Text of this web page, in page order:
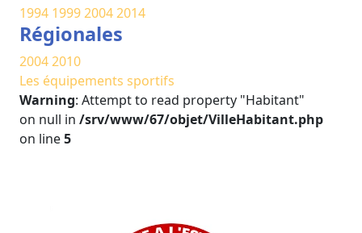
1994 199920042014
Régionales
20042010
Les équipements sportifs
Warning: Attempt to read property "Habitant"
on null in /srv/www/67/objet/VilleHabitant.php
on line5